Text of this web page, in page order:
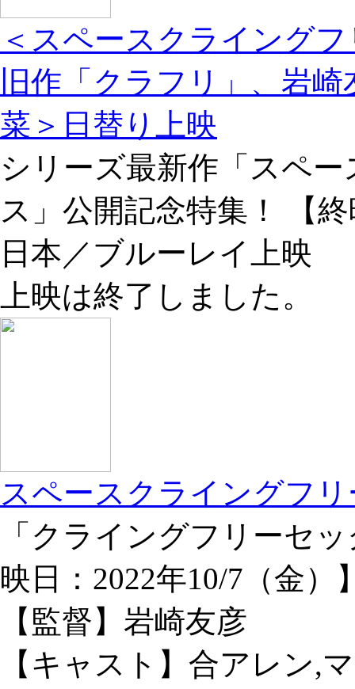
＜スペースクライング
旧作「クラフリ」、岩
菜＞日替り上映
シリーズ最新作「スペ
ス」公開記念特集！ 【
日本／ブルーレイ上映
上映は終了しました。
スペースクライングフ
「クライングフリーセ
映日：2022年10/7（金）
【監督】岩崎友彦
【キャスト】合アレン,